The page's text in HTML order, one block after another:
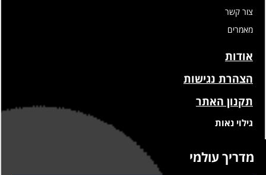
צור קשר
מאמרים
אודות
הצהרת נגישות
תקנון האתר
גילוי נאות
מדריך עולמי